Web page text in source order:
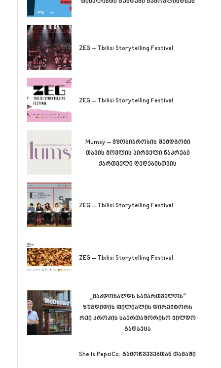
ZEG – Tbilisi Storytelling Festival
ZEG – Tbilisi Storytelling Festival
Mumsy – მშობიარობის შემდგომი
თავის მოვლის პირველი ნაკრები
ქართველი დედებისთვის
ZEG – Tbilisi Storytelling Festival
ZEG – Tbilisi Storytelling Festival
„მაკდონალდს საქართველოს“
ზუგდიდის ფილიალის დირექტორს
რეი კროკის საერთაშორისო ჯილდო
გადაეცა
She Is PepsiCo: გამოწვევებთან თამაში